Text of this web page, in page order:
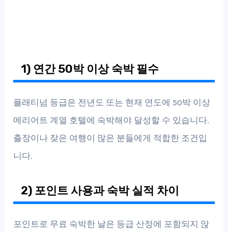
1) 연간 50박 이상 숙박 필수
플래티넘 등급은 전년도 또는 현재 연도에 50박 이상
메리어트 계열 호텔에 숙박해야 달성할 수 있습니다.
출장이나 잦은 여행이 많은 분들에게 적합한 조건입
니다.
2) 포인트 사용과 숙박 실적 차이
포인트로 무료 숙박한 날은 등급 산정에 포함되지 않